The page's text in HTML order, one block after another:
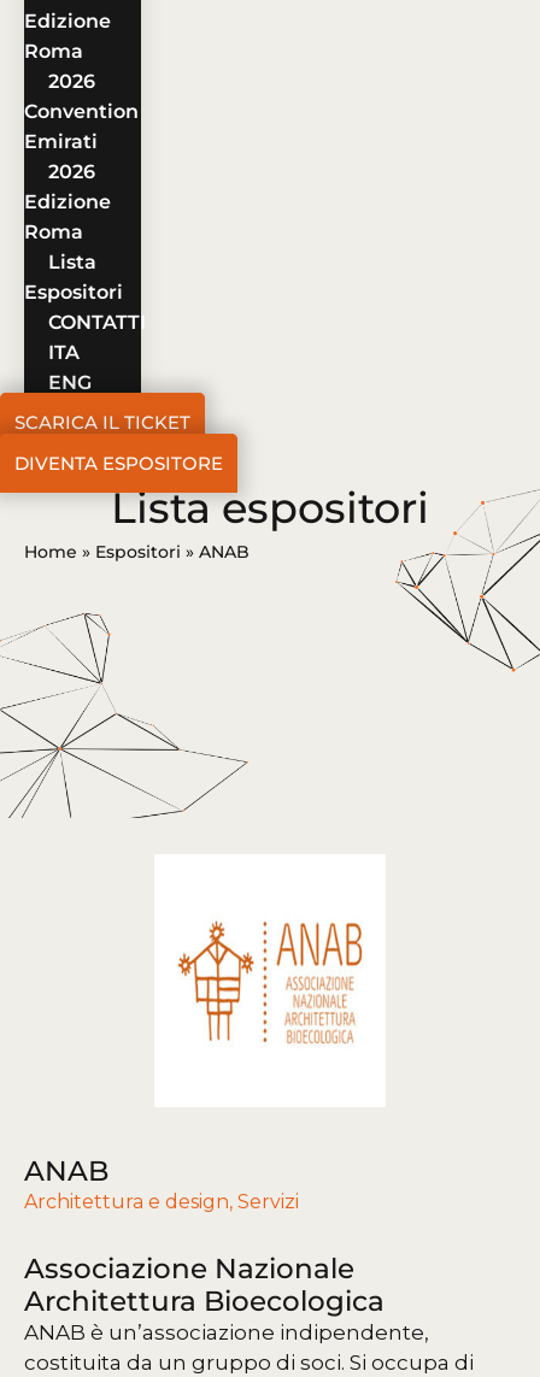
Edizione
Roma
2026
Convention
Emirati
2026
Edizione
Roma
Lista
Espositori
CONTATTI
ITA
ENG
SCARICA IL TICKET
DIVENTA ESPOSITORE
Lista espositori
Home » Espositori » ANAB
ANAB
Architettura e design, Servizi
Associazione Nazionale
Architettura Bioecologica
ANAB è un’associazione indipendente,
costituita da un gruppo di soci. Si occupa di